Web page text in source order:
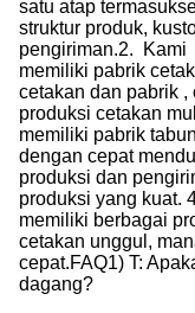
satu atap termasuk
struktur produk,
pengiriman.2.
Kami
memiliki pabrik
cetakan dan pabrik ,
produksi cetakan
memiliki pabrik
dengan cepat
produksi dan
produksi yang kuat.
memiliki berbagai
cetakan unggul,
cepat.FAQ1) T:
dagang?